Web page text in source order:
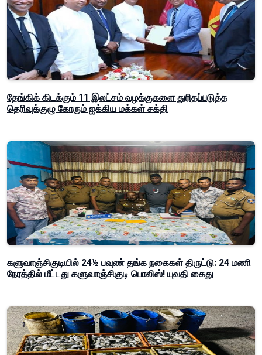
தேங்கிக் கிடக்கும் 11 இலட்சம் வழக்குகளை துரிதப்படுத்த
தெரிவுக்குழு கோரும் ஐக்கிய மக்கள் சக்தி
களுவாஞ்சிகுடியில் 24½ பவுண் தங்க நகைகள் திருட்டு: 24 மணி
நேரத்தில் மீட்டது களுவாஞ்சிகுடி பொலிஸ்! யுவதி கைது